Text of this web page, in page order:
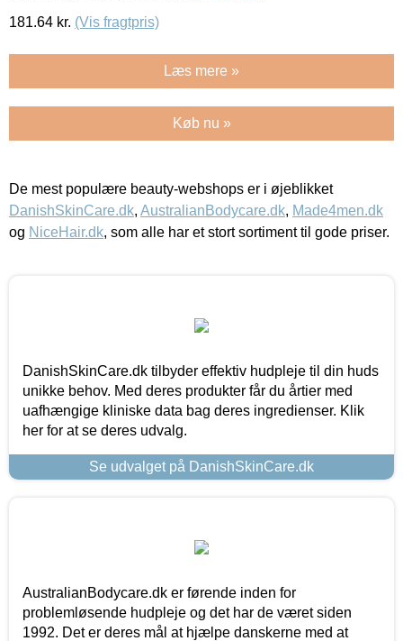
181.64 kr. (Vis fragtpris)
Læs mere »
Køb nu »
De mest populære beauty-webshops er i øjeblikket
DanishSkinCare.dk, AustralianBodycare.dk, Made4men.dk
og NiceHair.dk, som alle har et stort sortiment til gode priser.
DanishSkinCare.dk tilbyder effektiv hudpleje til din huds
unikke behov. Med deres produkter får du årtier med
uafhængige kliniske data bag deres ingredienser. Klik
her for at se deres udvalg.
Se udvalget på DanishSkinCare.dk
AustralianBodycare.dk er førende inden for
problemløsende hudpleje og det har de været siden
1992. Det er deres mål at hjælpe danskerne med at